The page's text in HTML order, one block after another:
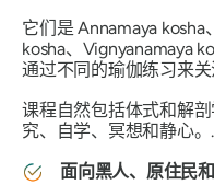
它们是 Annamaya kosha
kosha、Vignyanamaya
通过不同的瑜伽练习来
课程自然包括体式和解
究、自学、冥想和静心。.
面向黑人、原住民